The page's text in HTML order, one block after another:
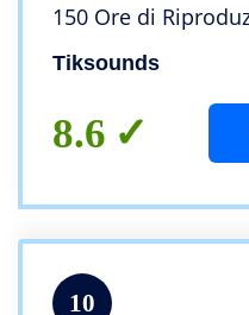
150 Ore di
Wireless Sport in
Tiksounds
8.6
10